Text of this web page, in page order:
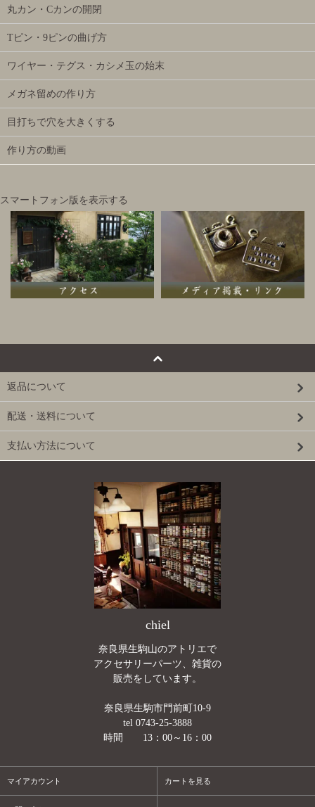
丸カン・Cカンの開閉
Tピン・9ピンの曲げ方
ワイヤー・テグス・カシメ玉の始末
メガネ留めの作り方
目打ちで穴を大きくする
作り方の動画
スマートフォン版を表示する
返品について
配送・送料について
支払い方法について
chiel
奈良県生駒山のアトリエで
アクセサリーパーツ、雑貨の
販売をしています。
奈良県生駒市門前町10-9
tel 0743-25-3888
時間 13：00～16：00
マイアカウント カートを見る